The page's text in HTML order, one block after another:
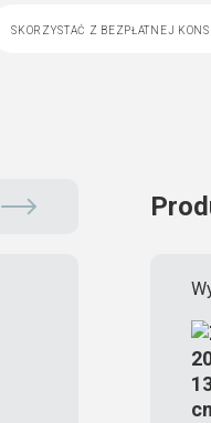
skorzystać z bezpłatnej